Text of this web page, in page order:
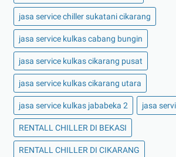
jasa service chiller sukatani cikarang
jasa service kulkas cabang bungin
jasa service kulkas cikarang pusat
jasa service kulkas cikarang utara
jasa service kulkas jababeka 2 jasa
RENTALL CHILLER DI BEKASI
RENTALL CHILLER DI CIKARANG